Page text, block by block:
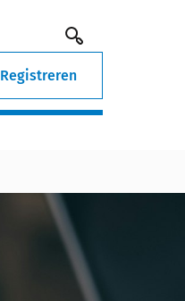
Registreren